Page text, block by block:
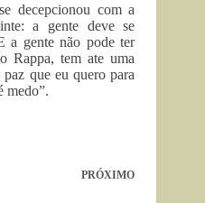
decepcionou com a
a gente deve se
a gente não pode ter
Rappa, tem ate uma
que eu quero para
medo”.
PRÓXIMO